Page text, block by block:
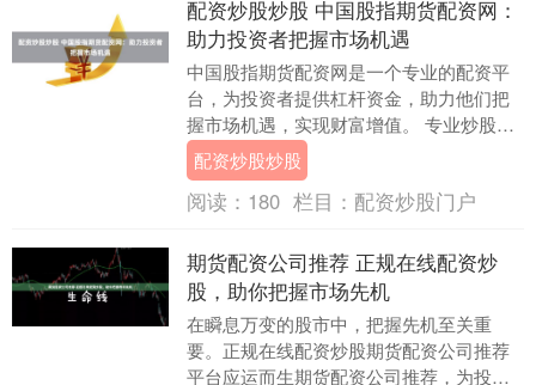
配资炒股炒股 中国股指期货配资网：
助力投资者把握市场机遇
中国股指期货配资网是一个专业的配资平
台，为投资者提供杠杆资金，助力他们把
握市场机遇，实现财富增值。 专业炒股公
司拥有完善的风控体系，严格控制风险。
他们设定明确的....
配资炒股炒股
阅读： 180 栏目： 配资炒股门户
期货配资公司推荐 正规在线配资炒
股，助你把握市场先机
在瞬息万变的股市中，把握先机至关重
要。正规在线配资炒股期货配资公司推荐
平台应运而生期货配资公司推荐，为投资